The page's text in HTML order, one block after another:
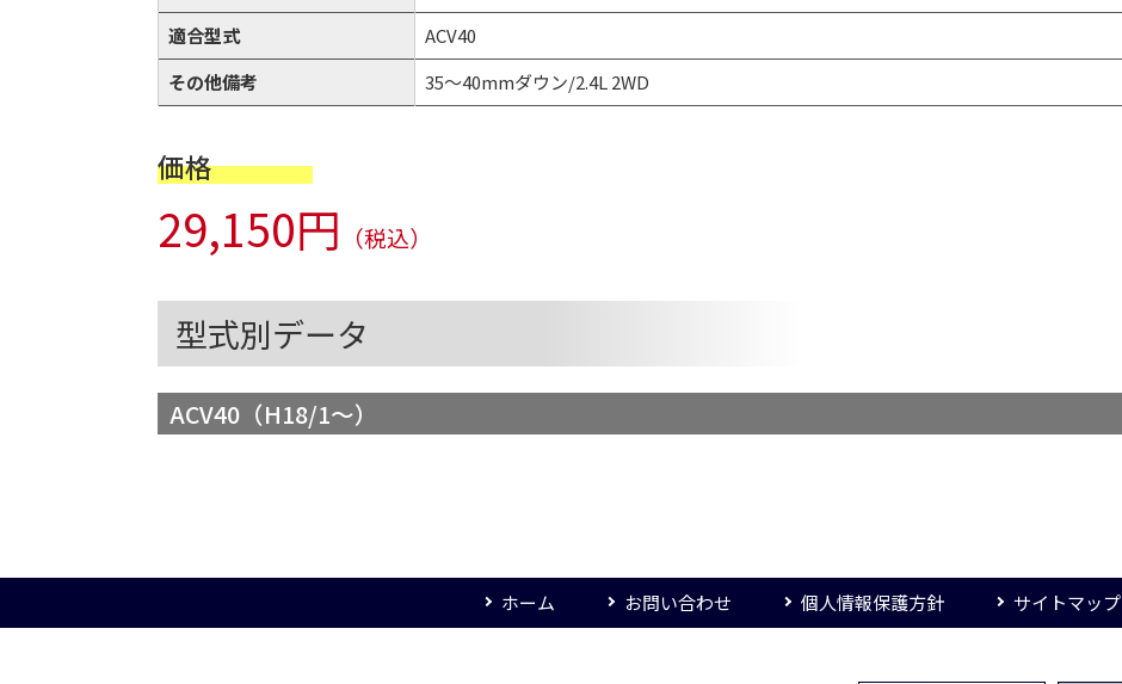
適合型式
ACV40
その他備考
35～40mmダウン/2.4L 2WD
価格
29,150円 （税込）
型式別データ
ACV40（H18/1～）
ホーム お問い合わせ 個人情報保護方針 サイトマップ